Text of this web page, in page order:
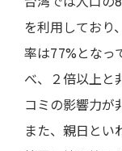
台湾では人口の
を利用しており
率は77%となっ
べ、２倍以上と
コミの影響力が
また、親日とい